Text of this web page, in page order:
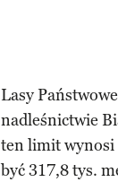
Lasy
nadleśnictwie
ten limit wynosi
być 317,8 tys.